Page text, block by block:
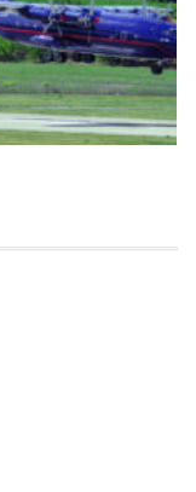
MC-130, 15731